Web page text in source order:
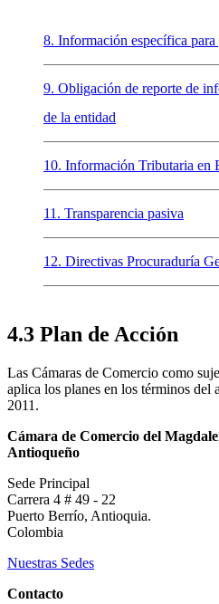
8. Información específica para
9. Obligación de reporte de
de la entidad
10. Información Tributaria en
11. Transparencia pasiva
12. Directivas Procuraduría
4.3 Plan de Acción
Las Cámaras de Comercio como
aplica los planes en los términos
2011.
Cámara de Comercio del
Antioqueño
Sede Principal
Carrera 4 # 49 - 22
Puerto Berrío, Antioquia.
Colombia
Nuestras Sedes
Contacto